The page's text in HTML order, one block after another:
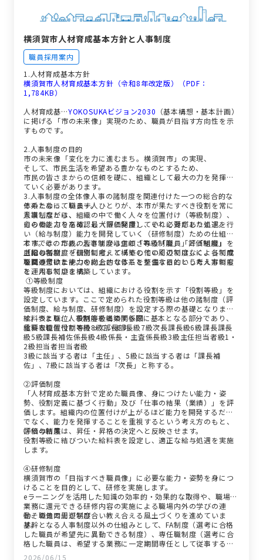
横須賀市人材育成基本方針と人事制度
職員採用案内
1.人材育成基本方針
横須賀市人材育成基本方針（令和8年改定版）（PDF：
1,784KB）
人材育成基…YOKOSUKAビジョン2030 （基本構想・基本計画）
に掲げる「市の未来像」実現のため、職員が目指す方向性を示
すものです。
2.人事制度の目的
市の未来像「変化を力に進むまち。横須賀市」の実現、
そして、市民生活を希望ある豊かなものとするため、
市民の皆さまからの信頼を礎に、組織として最大の力を発揮し
ていく必要があります。
そのために、職員一人ひとりが、本市が果たすべき役割を常に
意識しながら、
自らの能力を高め、最大限に発揮していく必要があります。
本市では、市民の皆さまから信頼される「職員」と「組織」を
目指して、
職員の意欲と能力を向上させることを主な目的とした人事制度
を運用しています。
3.人事制度の全体像人事の諸制度を関連付けた一つの総合的な
体系となっています。
人事制度とは、組織の中で働く人々を位置付け（等級制度）、
その働きぶりを確認し（評価制度）、それに対応した処遇を行
い（給与制度）能力を開発していく（研修制度）ための仕組み
です。そのため、人事制度は主に「等級制度」「評価制度」
「給与制度」「研修制度」と「その他の周辺制度」によって成
り立っています。
上記の各制度を個別に考えて構築していくのではなく、各制度
を関連付けた一つの総合的な体系を整備するという考え方のも
と、人事制度を構築しています。
①等級制度
等級制度においては、組織における役割を示す「役割等級」を
設定しています。ここで定められた役割等級は他の諸制度（評
価制度、給与制度、研修制度）を設定する際の基礎となりま
す。つまり、人事制度を構築する際に基本となる部分であり、
重要な位置付けを持っています。
給料表と職位、役割等級との関係図
給料表職位役割等級8級部長部長級7級次長課長級6級課長課長
級5級課長補佐係長級4級係長・主査係長級3級主任担当者級1・
2級担当者担当者級
3級に該当する者は「主任」、5級に該当する者は「課長補
佐」、7級に該当する者は「次長」と称する。
②評価制度
「人材育成基本方針で定めた職員像、身につけたい能力・姿
勢、役割定義に基づく行動」及び「仕事の結果（業績）」を評
価します。組織内の位置付けが上がるほど能力を開発するだけ
でなく、能力を発揮することを重視するという考え方のもと、
評価の結果は、昇任・昇格の決定へと反映させます。
③給与制度
役割等級に結びついた給料表を設定し、適正な給与処遇を実施
します。
④研修制度
横須賀市の「目指すべき職員像」に必要な能力・姿勢を身につ
けることを目的として、研修を実施します。
eラーニングを活用した知識の効率的・効果的な取得や、職場や
業務に還元できる研修内容の実施による職場内外の学びの連
動、職員同士が学び合い教え合える風土づくりを進めていま
す。
⑤その他の周辺制度
基幹となる人事制度以外の仕組みとして、FA制度（選考に合格
した職員が希望先に異動できる制度）、専任職制度（選考に合
格した職員は、希望する業務に一定期間専任として従事するこ
とができる制度）、希望降任などの制度が整備されています。
2026/06/15